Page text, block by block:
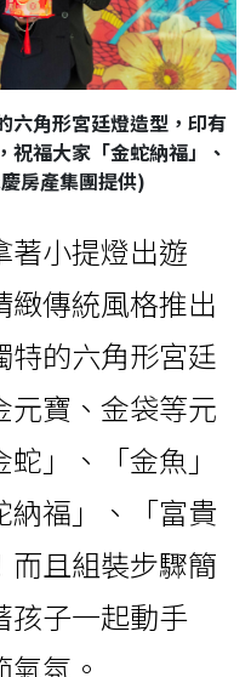
六角形宮廷燈造型，印有
福大家「金蛇納福」、
房產集團提供)
著小提燈出遊
緻傳統風格推出
特的六角形宮廷
元寶、金袋等元
」、「金魚」
納福」、「富貴
而且組裝步驟簡
孩子一起動手
氛。